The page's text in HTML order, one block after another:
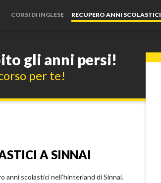
CORSI DI INGLESE RECUPERO ANNI SCOLASTICI
gli anni persi!
per te!
A SINNAI
anni scolastici nell'hinterland di Sinnai.